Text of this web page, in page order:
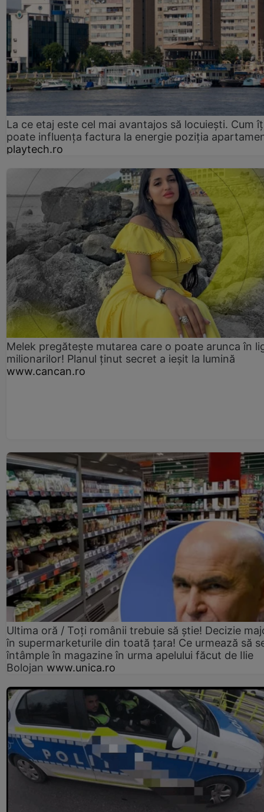
La ce etaj este cel mai avantajos să locuiești. Cum
poate influența factura la energie poziția
playtech.ro
Melek pregătește mutarea care o poate arunca în
milionarilor! Planul ținut secret a ieșit la lumină
www.cancan.ro
Ultima oră / Toți românii trebuie să știe! Decizie
în supermarketurile din toată țara! Ce urmează să
întâmple în magazine în urma apelului făcut de Ilie
Bolojan www.unica.ro